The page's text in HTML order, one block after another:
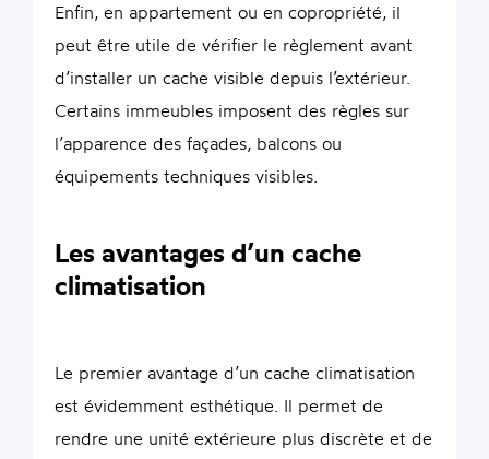
Enfin, en appartement ou en copropriété, il
peut être utile de vérifier le règlement avant
d’installer un cache visible depuis l’extérieur.
Certains immeubles imposent des règles sur
l’apparence des façades, balcons ou
équipements techniques visibles.
Les avantages d’un cache
climatisation
Le premier avantage d’un cache climatisation
est évidemment esthétique. Il permet de
rendre une unité extérieure plus discrète et de